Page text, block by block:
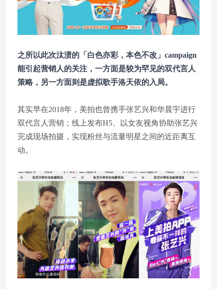
之所以此次汰渍的「白色亦彩，本色不改」campaign
能引起营销人的关注，一方面是较为罕见的双代言人
策略，另一方面则是虚拟歌手洛天依的入局。
其实早在2018年，美拍也曾携手张艺兴和华晨宇进行
双代言人营销；线上发布H5、以女友视角协助张艺兴
完成现场拍摄，实现粉丝与流量明星之间的近距离互
动。